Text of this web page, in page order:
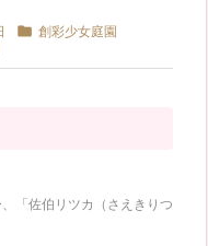
 創彩少女庭園
「佐伯リツカ（さえきりつ